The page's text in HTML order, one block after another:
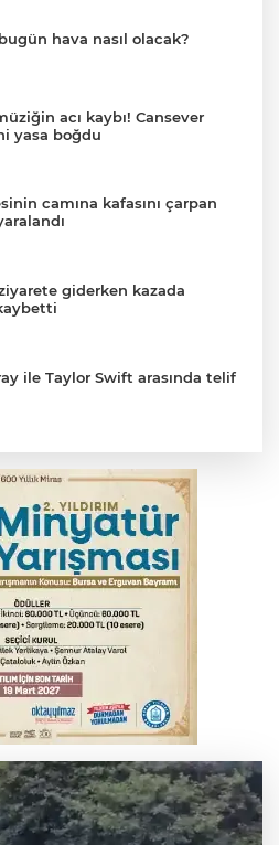
hava nasıl olacak?
acı kaybı! Cansever
yasa boğdu
camına kafasını çarpan
ziyarete giderken kazada
ile Taylor Swift arasında telif
gece
yangını; Havadan ve
başlatıldı
kişi meteor yağmuru
geldi
kazada 4 yaralı